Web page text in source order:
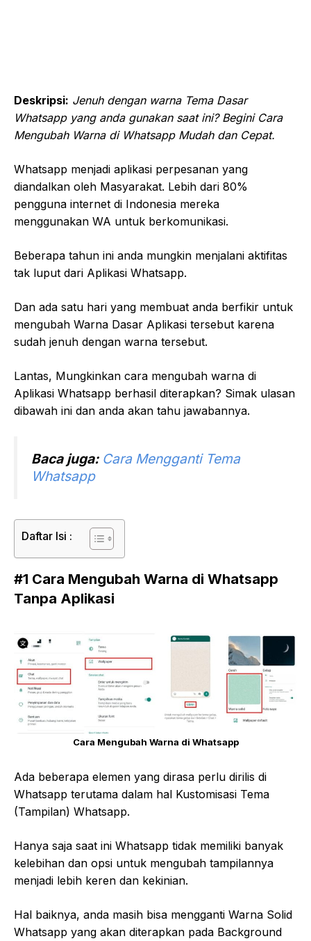
Deskripsi: Jenuh dengan warna Tema Dasar
Whatsapp yang anda gunakan saat ini? Begini Cara
Mengubah Warna di Whatsapp Mudah dan Cepat.
Whatsapp menjadi aplikasi perpesanan yang
diandalkan oleh Masyarakat. Lebih dari 80%
pengguna internet di Indonesia mereka
menggunakan WA untuk berkomunikasi.
Beberapa tahun ini anda mungkin menjalani aktifitas
tak luput dari Aplikasi Whatsapp.
Dan ada satu hari yang membuat anda berfikir untuk
mengubah Warna Dasar Aplikasi tersebut karena
sudah jenuh dengan warna tersebut.
Lantas, Mungkinkan cara mengubah warna di
Aplikasi Whatsapp berhasil diterapkan? Simak ulasan
dibawah ini dan anda akan tahu jawabannya.
Baca juga: Cara Mengganti Tema
Whatsapp
Daftar Isi :
#1 Cara Mengubah Warna di Whatsapp
Tanpa Aplikasi
Cara Mengubah Warna di Whatsapp
Ada beberapa elemen yang dirasa perlu dirilis di
Whatsapp terutama dalam hal Kustomisasi Tema
(Tampilan) Whatsapp.
Hanya saja saat ini Whatsapp tidak memiliki banyak
kelebihan dan opsi untuk mengubah tampilannya
menjadi lebih keren dan kekinian.
Hal baiknya, anda masih bisa mengganti Warna Solid
Whatsapp yang akan diterapkan pada Background